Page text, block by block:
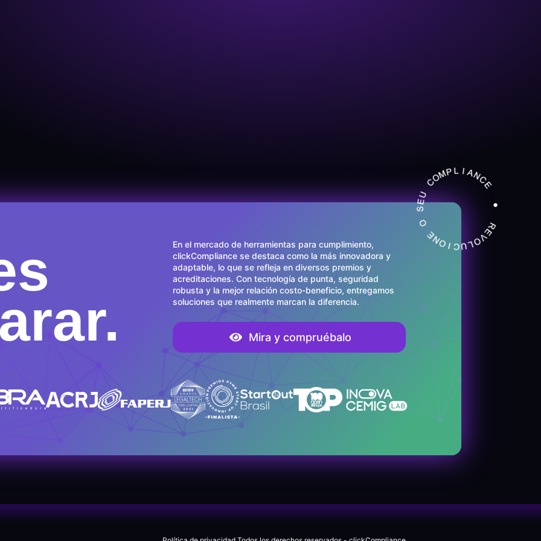
En el mercado de herramientas para cumplimiento,
clickCompliance se destaca como la más innovadora y
adaptable, lo que se refleja en diversos premios y
acreditaciones. Con tecnología de punta, seguridad
robusta y la mejor relación costo-beneficio, entregamos
soluciones que realmente marcan la diferencia.
Mira y compruébalo